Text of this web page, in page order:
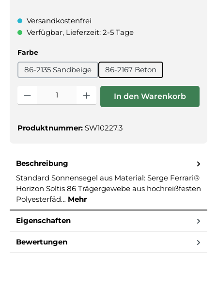
Versandkostenfrei
Verfügbar, Lieferzeit: 2-5 Tage
Farbeauswählen
86-2135 Sandbeige 86-2167 Beton
Produkt Anzahl: Gib den gewünschten Wert ein oder
In den Warenkorb
Produktnummer: SW10227.3
Beschreibung
Standard Sonnensegel aus Material: Serge Ferrari®
Horizon Soltis 86 Trägergewebe aus hochreißfesten
Polyesterfäd… Mehr
Eigenschaften
Bewertungen